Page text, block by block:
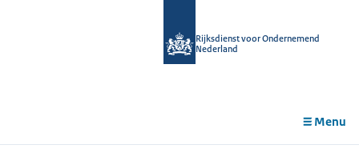
Rijksdienst voor Ondernemend
Nederland
Menu